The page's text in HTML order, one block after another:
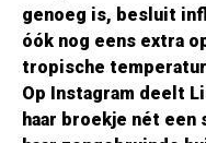
genoeg is, besluit
óók nog eens extra
tropische
Op Instagram deelt
haar broekje nét